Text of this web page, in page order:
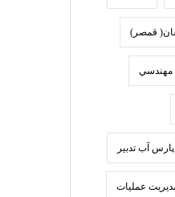
مهندسي
پارس‌ آب تدبير
عملیات